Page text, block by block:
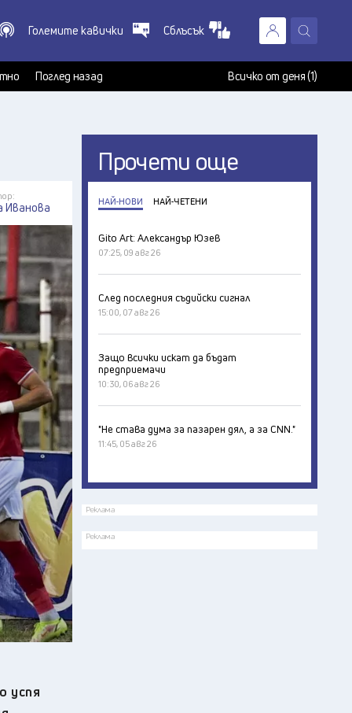
X
Големите кавички Сблъсък
Поглед назад Всичко от деня (1)
Иванова
успя
Прочети още
НАЙ-НОВИ НАЙ-ЧЕТЕНИ
Gito Art: Александър Юзев
07:25, 09 авг 26
След последния съдийски сигнал
15:00, 07 авг 26
Защо всички искат да бъдат
предприемачи
10:30, 06 авг 26
"Не става дума за пазарен дял, а за CNN."
11:45, 05 авг 26
Реклама
Реклама